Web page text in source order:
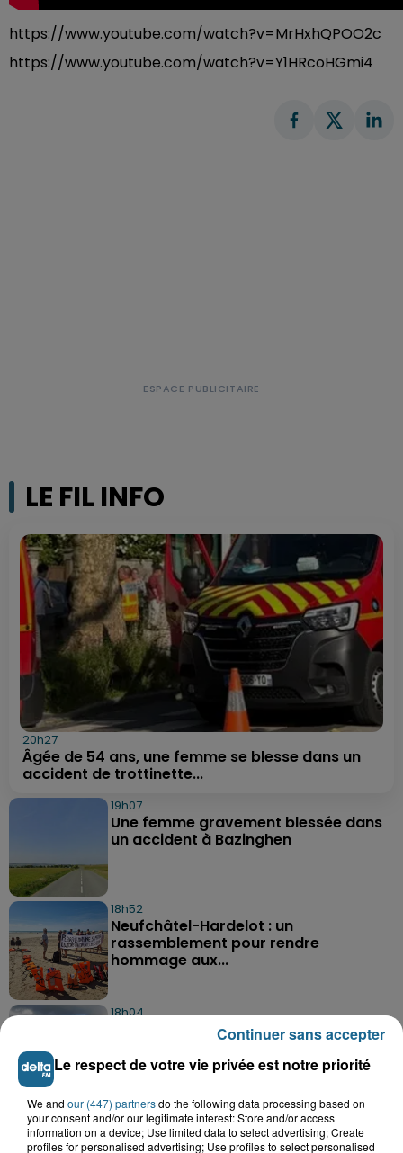
https://www.youtube.com/watch?v=MrHxhQPOO2c
https://www.youtube.com/watch?v=Y1HRcoHGmi4
LE FIL INFO
20h27
Âgée de 54 ans, une femme se blesse dans un
accident de trottinette...
19h07
Une femme gravement blessée dans
un accident à Bazinghen
18h52
Neufchâtel-Hardelot : un
rassemblement pour rendre
hommage aux...
18h04
Violent accident à Cléty : quatre
blessés, deux femmes en urgence...
Le respect de votre vie privée est notre priorité
We and our (447) partnersdo the following data processing based on
your consent and/or our legitimate interest: Store and/or access
information on a device; Use limited data to select advertising; Create
profiles for personalised advertising; Use profiles to select personalised
Continuer sans accepter